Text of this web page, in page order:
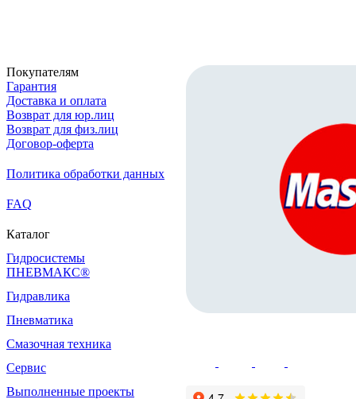
Покупателям
Гарантия
Доставка и оплата
Возврат для юр.лиц
Возврат для физ.лиц
Договор-оферта
Политика обработки данных
FAQ
Каталог
Гидросистемы
ПНЕВМАКС®
Гидравлика
Пневматика
Смазочная техника
Сервис
Выполненные проекты